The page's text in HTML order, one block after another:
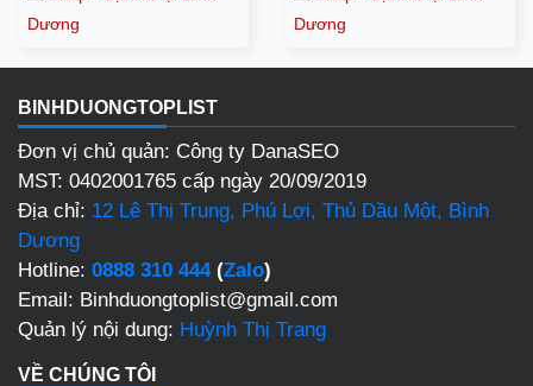
Dương
Dương
BINHDUONGTOPLIST
Đơn vị chủ quản: Công ty DanaSEO
MST: 0402001765 cấp ngày 20/09/2019
Địa chỉ: 12 Lê Thị Trung, Phú Lợi, Thủ Dầu Một, Bình
Dương
Hotline: 0888 310 444(Zalo)
Email: Binhduongtoplist@gmail.com
Quản lý nội dung: Huỳnh Thị Trang
VỀ CHÚNG TÔI